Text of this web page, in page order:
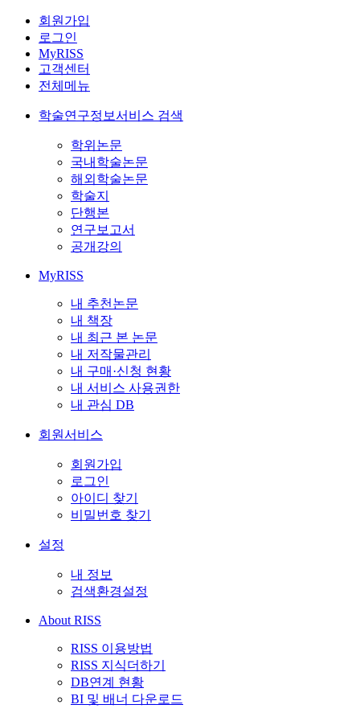
회원가입
로그인
MyRISS
고객센터
전체메뉴
학술연구정보서비스 검색
학위논문
국내학술논문
해외학술논문
학술지
단행본
연구보고서
공개강의
MyRISS
내 추천논문
내 책장
내 최근 본 논문
내 저작물관리
내 구매·신청 현황
내 서비스 사용권한
내 관심 DB
회원서비스
회원가입
로그인
아이디 찾기
비밀번호 찾기
설정
내 정보
검색환경설정
About RISS
RISS 이용방법
RISS 지식더하기
DB연계 현황
BI 및 배너 다운로드